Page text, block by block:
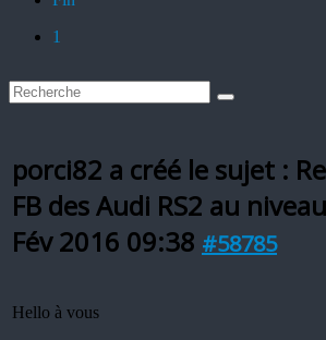
1
porci82 a créé le sujet :
FB des Audi RS2 au
Fév 2016 09:38 #58785
Hello à vous